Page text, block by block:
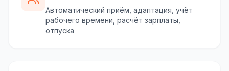
Автоматический приём, адаптация, учёт
рабочего времени, расчёт зарплаты,
отпуска